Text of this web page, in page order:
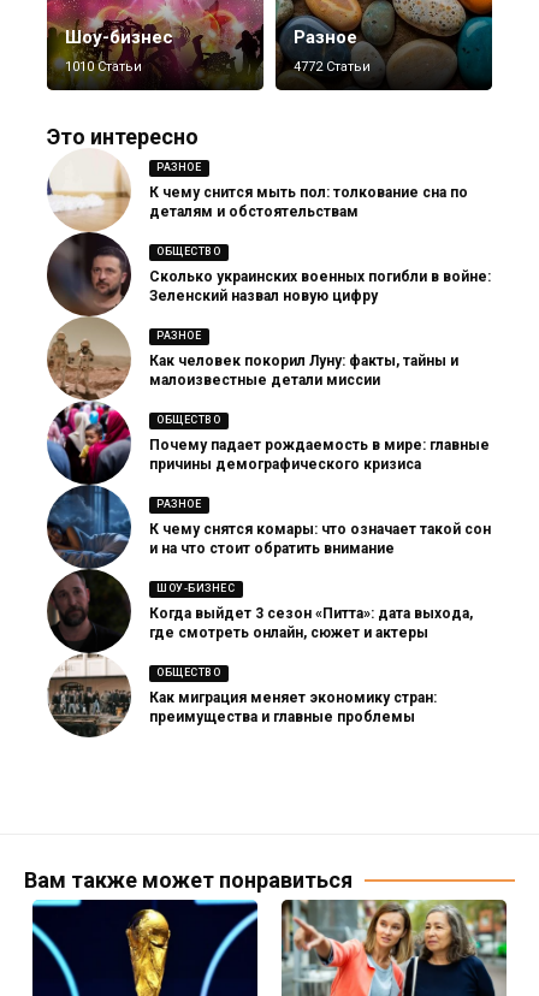
Шоу-бизнес
1010 Статьи
Разное
4772 Статьи
Это интересно
РАЗНОЕ
К чему снится мыть пол: толкование сна по
деталям и обстоятельствам
ОБЩЕСТВО
Сколько украинских военных погибли в войне:
Зеленский назвал новую цифру
РАЗНОЕ
Как человек покорил Луну: факты, тайны и
малоизвестные детали миссии
ОБЩЕСТВО
Почему падает рождаемость в мире: главные
причины демографического кризиса
РАЗНОЕ
К чему снятся комары: что означает такой сон
и на что стоит обратить внимание
ШОУ-БИЗНЕС
Когда выйдет 3 сезон «Питта»: дата выхода,
где смотреть онлайн, сюжет и актеры
ОБЩЕСТВО
Как миграция меняет экономику стран:
преимущества и главные проблемы
Вам также может понравиться